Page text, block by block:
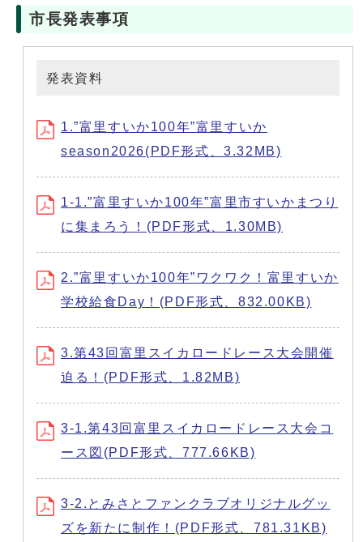
市長発表事項
発表資料
1.”富里すいか100年”富里すいか
season2026(PDF形式、3.32MB)
1-1.”富里すいか100年”富里市すいかまつり
に集まろう！(PDF形式、1.30MB)
2.”富里すいか100年”ワクワク！富里すいか
学校給食Day！(PDF形式、832.00KB)
3.第43回富里スイカロードレース大会開催
迫る！(PDF形式、1.82MB)
3-1.第43回富里スイカロードレース大会コ
ース図(PDF形式、777.66KB)
3-2.とみさとファンクラブオリジナルグッ
ズを新たに制作！(PDF形式、781.31KB)